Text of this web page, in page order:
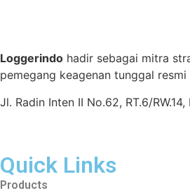
Loggerindo hadir sebagai mitra
pemegang keagenan tunggal
Jl. Radin Inten II No.62, RT.6/
Quick Links
Products